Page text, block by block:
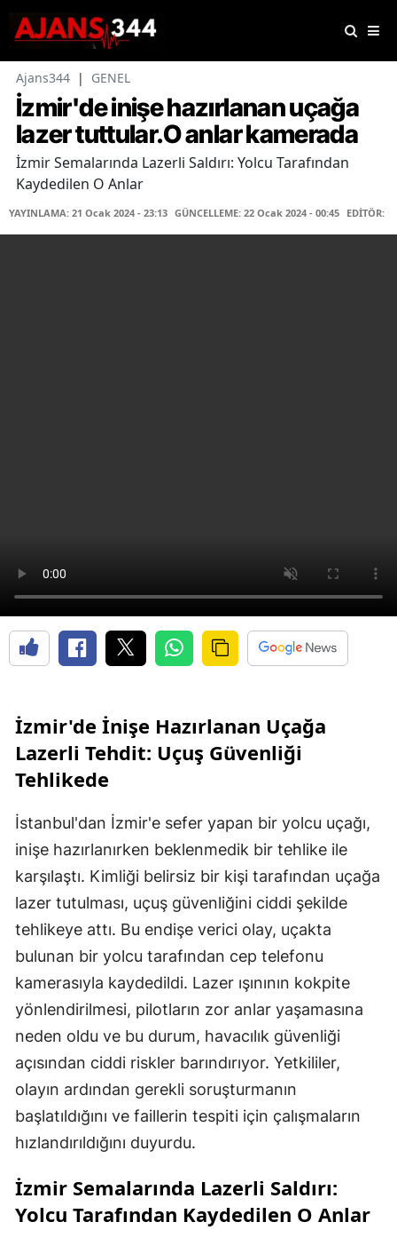
Ajans344 | GENEL
İzmir'de inişe hazırlanan uçağa
lazer tuttular.O anlar kamerada
İzmir Semalarında Lazerli Saldırı: Yolcu Tarafından
Kaydedilen O Anlar
YAYINLAMA: 21 Ocak 2024 - 23:13 GÜNCELLEME: 22 Ocak 2024 - 00:45 EDİTÖR:
İzmir'de İnişe Hazırlanan Uçağa
Lazerli Tehdit: Uçuş Güvenliği
Tehlikede
İstanbul'dan İzmir'e sefer yapan bir yolcu uçağı,
inişe hazırlanırken beklenmedik bir tehlike ile
karşılaştı. Kimliği belirsiz bir kişi tarafından uçağa
lazer tutulması, uçuş güvenliğini ciddi şekilde
tehlikeye attı. Bu endişe verici olay, uçakta
bulunan bir yolcu tarafından cep telefonu
kamerasıyla kaydedildi. Lazer ışınının kokpite
yönlendirilmesi, pilotların zor anlar yaşamasına
neden oldu ve bu durum, havacılık güvenliği
açısından ciddi riskler barındırıyor. Yetkililer,
olayın ardından gerekli soruşturmanın
başlatıldığını ve faillerin tespiti için çalışmaların
hızlandırıldığını duyurdu.
İzmir Semalarında Lazerli Saldırı:
Yolcu Tarafından Kaydedilen O Anlar